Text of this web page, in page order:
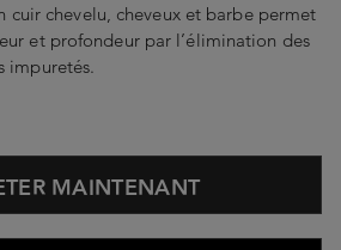
cuir chevelu, cheveux et barbe permet
et profondeur par l’élimination des
impuretés.
MAINTENANT